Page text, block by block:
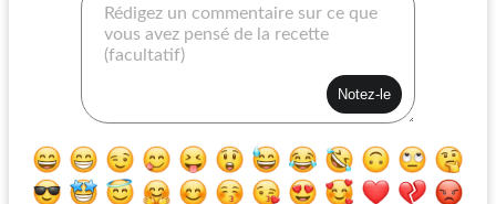
yogourt à la papaye